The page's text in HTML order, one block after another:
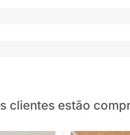
clientes estão